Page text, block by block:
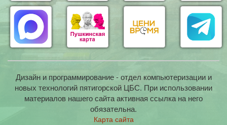
Дизайн и программирование - отдел компьютеризации и
новых технологий пятигорской ЦБС. При использовании
материалов нашего сайта активная ссылка на него
обязательна.
Карта сайта